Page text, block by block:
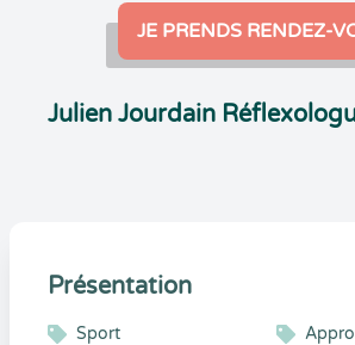
JE PRENDS RENDEZ-
Julien Jourdain
Présentation
Sport